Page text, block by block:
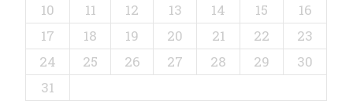
10
11 12 13 14 15
16
17
18 19 20 21 22
23
24
25 26 27 28 29
30
31